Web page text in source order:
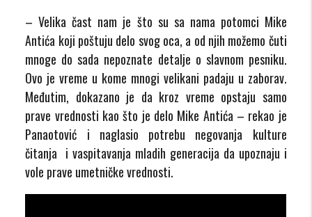
– Velika čast nam je što su sa nama potomci Mike
Antića koji poštuju delo svog oca, a od njih možemo čuti
mnoge do sada nepoznate detalje o slavnom pesniku.
Ovo je vreme u kome mnogi velikani padaju u zaborav.
Međutim, dokazano je da kroz vreme opstaju samo
prave vrednosti kao što je delo Mike Antića – rekao je
Panaotović i naglasio potrebu negovanja kulture
čitanja i vaspitavanja mladih generacija da upoznaju i
vole prave umetničke vrednosti.